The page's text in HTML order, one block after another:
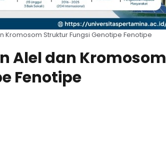
Kromosom Struktur Fungsi Genotipe Fenotipe
Alel dan Kromosom
Fenotipe